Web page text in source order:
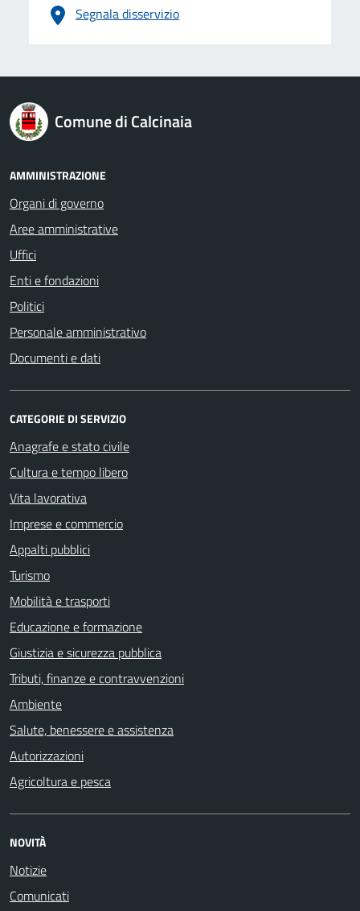
Segnala disservizio
logo Unione Europea
Comune di Calcinaia
AMMINISTRAZIONE
Organi di governo
Aree amministrative
Uffici
Enti e fondazioni
Politici
Personale amministrativo
Documenti e dati
CATEGORIE DI SERVIZIO
Anagrafe e stato civile
Cultura e tempo libero
Vita lavorativa
Imprese e commercio
Appalti pubblici
Turismo
Mobilità e trasporti
Educazione e formazione
Giustizia e sicurezza pubblica
Tributi, finanze e contravvenzioni
Ambiente
Salute, benessere e assistenza
Autorizzazioni
Agricoltura e pesca
NOVITÀ
Notizie
Comunicati